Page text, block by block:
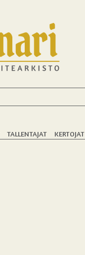
TALLENTAJAT KERTOJAT